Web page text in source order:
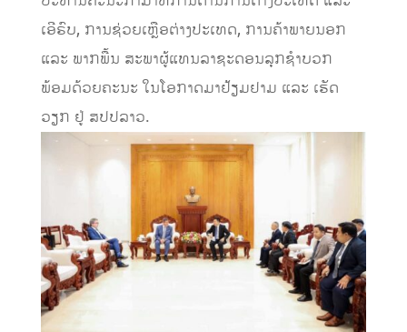
ເອີຣົບ, ການຊ່ວຍເຫຼືອຕ່າງປະເທດ, ການຄ້າພາຍນອກ
ແລະ ພາກພື້ນ ສະພາຜູ້ແທນລາຊະດອນລຸກຊຳບວກ
ພ້ອມດ້ວຍຄະນະ ໃນໂອກາດມາຢ້ຽມຢາມ ແລະ ເຮັດ
ວຽກ ຢູ່ ສປປລາວ.